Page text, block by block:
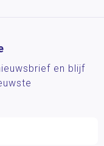
en blijf